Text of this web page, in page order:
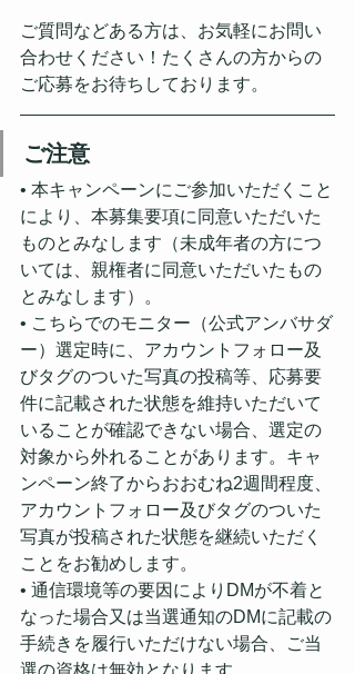
ご質問などある方は、お気軽にお問い
合わせください！たくさんの方からの
ご応募をお待ちしております。
ご注意
• 本キャンペーンにご参加いただくこと
により、本募集要項に同意いただいた
ものとみなします（未成年者の方につ
いては、親権者に同意いただいたもの
とみなします）。⁣
• こちらでのモニター（公式アンバサダ
ー）選定時に、アカウントフォロー及
びタグのついた写真の投稿等、応募要
件に記載された状態を維持いただいて
いることが確認できない場合、選定の
対象から外れることがあります。キャ
ンペーン終了からおおむね2週間程度、
アカウントフォロー及びタグのついた
写真が投稿された状態を継続いただく
ことをお勧めします。⁣
• 通信環境等の要因によりDMが不着と
なった場合又は当選通知のDMに記載の
手続きを履行いただけない場合、ご当
選の資格は無効となります。⁣